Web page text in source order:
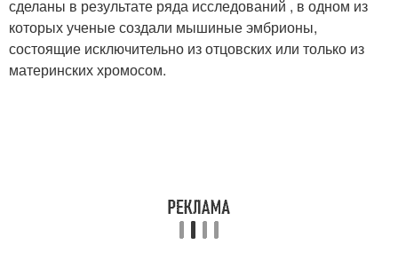
сделаны в результате ряда исследований , в одном из
которых ученые создали мышиные эмбрионы,
состоящие исключительно из отцовских или только из
материнских хромосом.